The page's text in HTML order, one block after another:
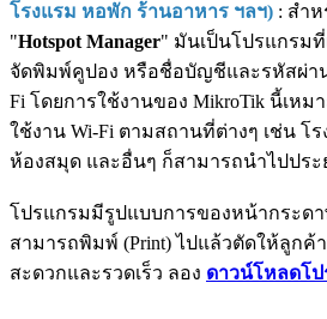
โรงแรม หอพัก ร้านอาหาร ฯลฯ) : สำ
"Hotspot Manager" มันเป็นโปรแกรม
จัดพิมพ์คูปอง หรือชื่อบัญชีและรหัสผ่า
Fi โดยการใช้งานของ MikroTik นี้เห
ใช้งาน Wi-Fi ตามสถานที่ต่างๆ เช่น โ
ห้องสมุด และอื่นๆ ก็สามารถนำไปประ
โปรแกรมมีรูปแบบการของหน้ากระดา
สามารถพิมพ์ (Print) ไปแล้วตัดให้ลูกค้
สะดวกและรวดเร็ว ลอง ดาวน์โหลดโ